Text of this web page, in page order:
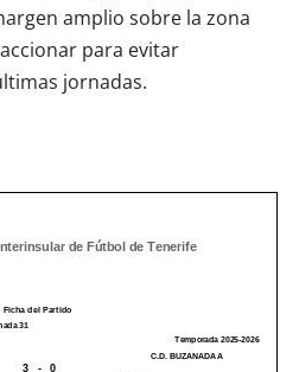
amplio sobre la zona
para evitar
jornadas.